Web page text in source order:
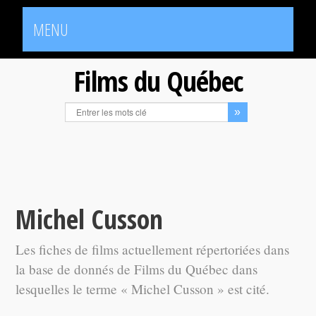
MENU
Films du Québec
Michel Cusson
Les fiches de films actuellement répertoriées dans
la base de donnés de Films du Québec dans
lesquelles le terme « Michel Cusson » est cité.